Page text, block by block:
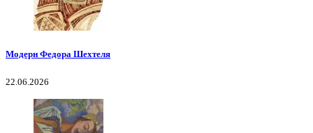
Модерн Федора Шехтеля
22.06.2026